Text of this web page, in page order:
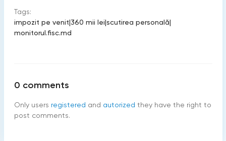
Tags:
impozit pe venit|360 mii lei|scutirea personală|
monitorul.fisc.md
0 comments
Only users registered and autorized they have the right to
post comments.